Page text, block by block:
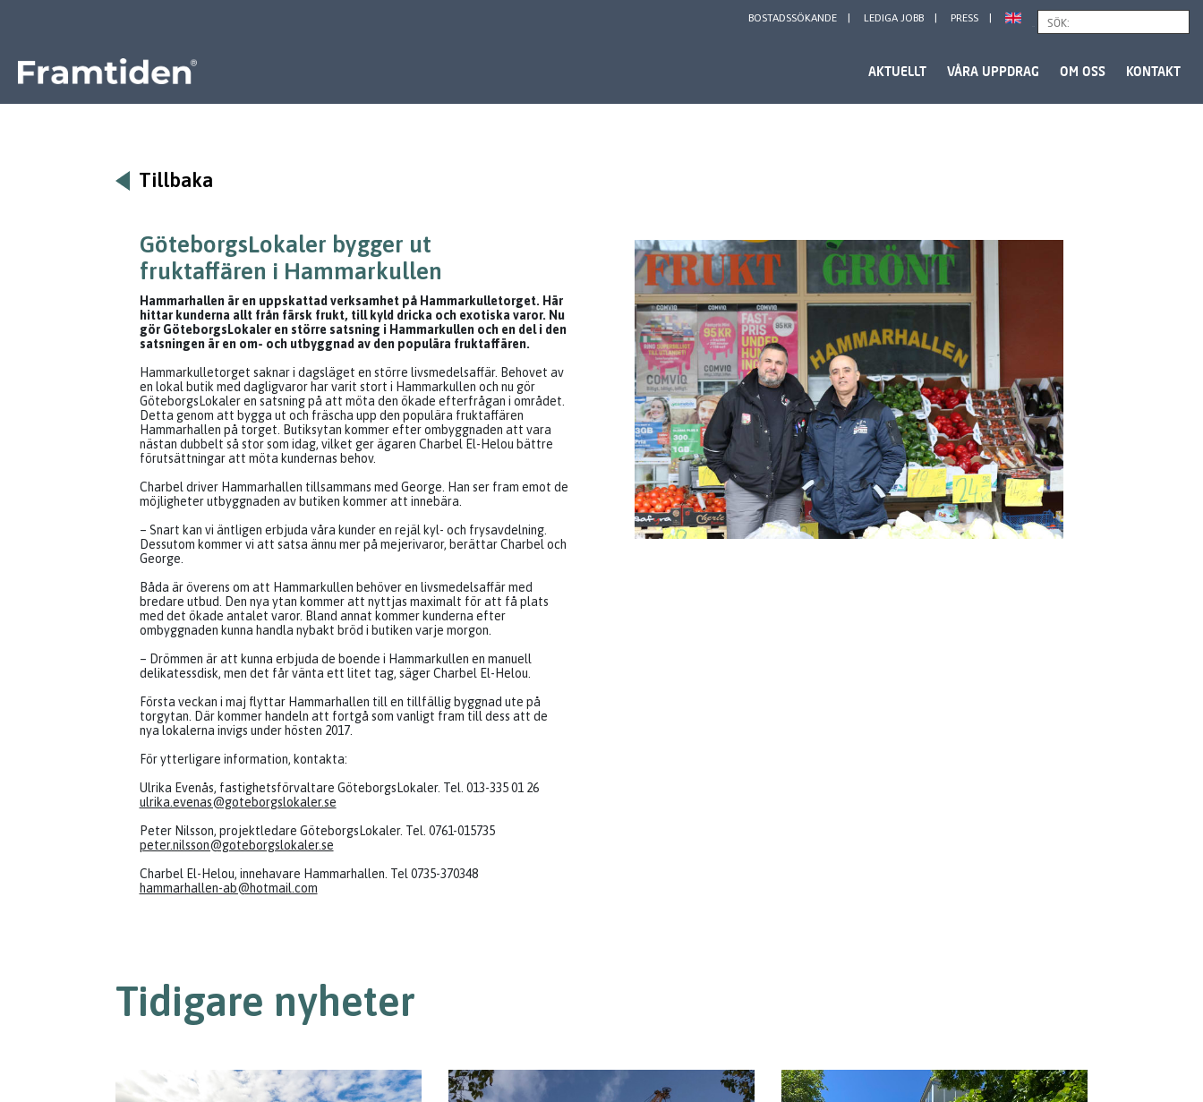
BOSTADSSÖKANDE LEDIGA JOBB PRESS
AKTUELLT VÅRA UPPDRAG OM OSS KONTAKT
Tillbaka
GöteborgsLokaler bygger ut
fruktaffären i Hammarkullen
Hammarhallen är en uppskattad verksamhet på Hammarkulletorget. Här
hittar kunderna allt från färsk frukt, till kyld dricka och exotiska varor. Nu
gör GöteborgsLokaler en större satsning i Hammarkullen och en del i den
satsningen är en om- och utbyggnad av den populära fruktaffären.
Hammarkulletorget saknar i dagsläget en större livsmedelsaffär. Behovet av
en lokal butik med dagligvaror har varit stort i Hammarkullen och nu gör
GöteborgsLokaler en satsning på att möta den ökade efterfrågan i området.
Detta genom att bygga ut och fräscha upp den populära fruktaffären
Hammarhallen på torget. Butiksytan kommer efter ombyggnaden att vara
nästan dubbelt så stor som idag, vilket ger ägaren Charbel El-Helou bättre
förutsättningar att möta kundernas behov.
Charbel driver Hammarhallen tillsammans med George. Han ser fram emot de
möjligheter utbyggnaden av butiken kommer att innebära.
– Snart kan vi äntligen erbjuda våra kunder en rejäl kyl- och frysavdelning.
Dessutom kommer vi att satsa ännu mer på mejerivaror, berättar Charbel och
George.
Båda är överens om att Hammarkullen behöver en livsmedelsaffär med
bredare utbud. Den nya ytan kommer att nyttjas maximalt för att få plats
med det ökade antalet varor. Bland annat kommer kunderna efter
ombyggnaden kunna handla nybakt bröd i butiken varje morgon.
– Drömmen är att kunna erbjuda de boende i Hammarkullen en manuell
delikatessdisk, men det får vänta ett litet tag, säger Charbel El-Helou.
Första veckan i maj flyttar Hammarhallen till en tillfällig byggnad ute på
torgytan. Där kommer handeln att fortgå som vanligt fram till dess att de
nya lokalerna invigs under hösten 2017.
För ytterligare information, kontakta:
Ulrika Evenås, fastighetsförvaltare GöteborgsLokaler. Tel. 013-335 01 26
ulrika.evenas@goteborgslokaler.se
Peter Nilsson, projektledare GöteborgsLokaler. Tel. 0761-015735
peter.nilsson@goteborgslokaler.se
Charbel El-Helou, innehavare Hammarhallen. Tel 0735-370348
hammarhallen-ab@hotmail.com
Tidigare nyheter